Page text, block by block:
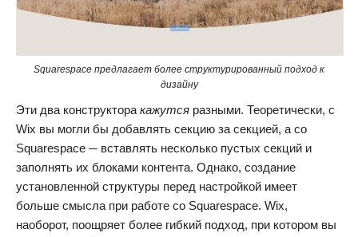
Squarespace предлагает более структурированный подход к
дизайну
Эти два конструктора кажутся разными. Теоретически, с
Wix вы могли бы добавлять секцию за секцией, а со
Squarespace ─ вставлять несколько пустых секций и
заполнять их блоками контента. Однако, создание
установленной структуры перед настройкой имеет
больше смысла при работе со Squarespace. Wix,
наоборот, поощряет более гибкий подход, при котором вы